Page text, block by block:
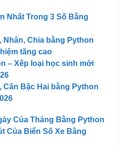
Nhất Trong 3 Số Bằng
Nhân, Chia bằng Python
tăng cao
– Xếp loại học sinh mới
Căn Bậc Hai bằng Python
Của Tháng Bằng Python
Của Biển Số Xe Bằng